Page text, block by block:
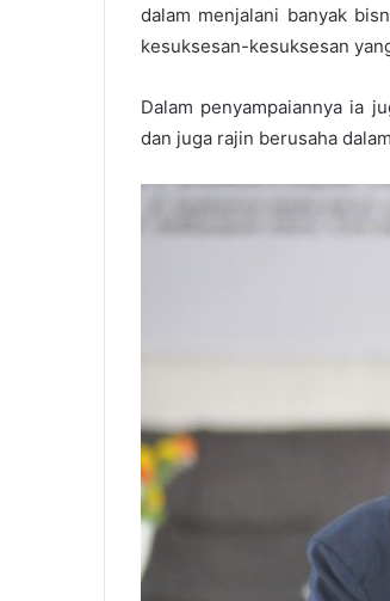
dalam menjalani banyak
kesuksesan-kesuksesan
Dalam penyampaiannya ia
dan juga rajin berusaha